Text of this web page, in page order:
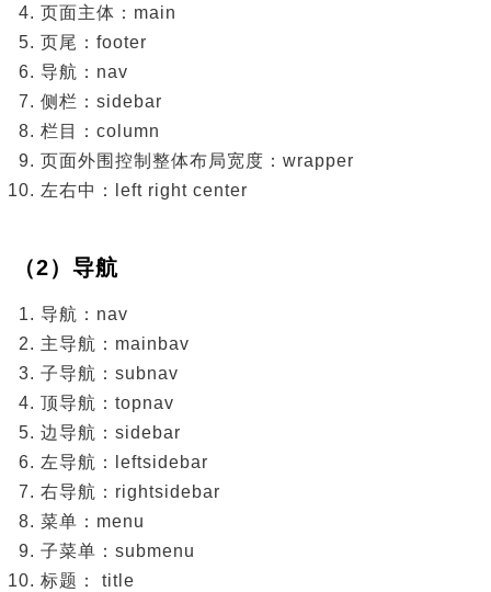
页面主体：main
页尾：footer
导航：nav
侧栏：sidebar
栏目：column
页面外围控制整体布局宽度：wrapper
左右中：left right center
（2）导航
导航：nav
主导航：mainbav
子导航：subnav
顶导航：topnav
边导航：sidebar
左导航：leftsidebar
右导航：rightsidebar
菜单：menu
子菜单：submenu
标题： title